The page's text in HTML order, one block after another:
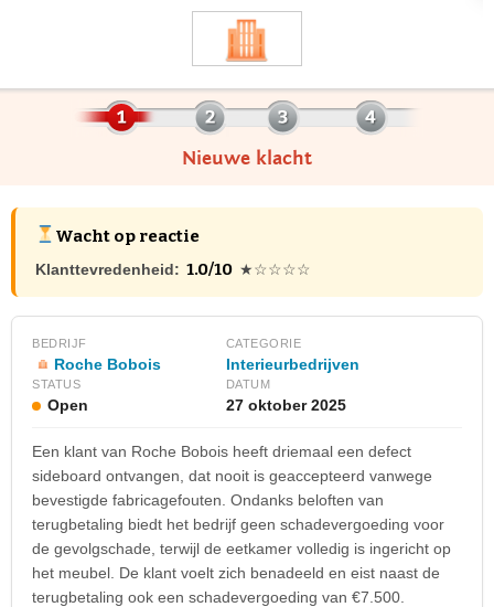
Nieuwe klacht
Wacht op reactie
Klanttevredenheid: 1.0/10 ★☆☆☆☆
BEDRIJF
Roche Bobois
CATEGORIE
Interieurbedrijven
STATUS
Open
DATUM
27 oktober 2025
Een klant van Roche Bobois heeft driemaal een defect
sideboard ontvangen, dat nooit is geaccepteerd vanwege
bevestigde fabricagefouten. Ondanks beloften van
terugbetaling biedt het bedrijf geen schadevergoeding voor
de gevolgschade, terwijl de eetkamer volledig is ingericht op
het meubel. De klant voelt zich benadeeld en eist naast de
terugbetaling ook een schadevergoeding van €7.500.